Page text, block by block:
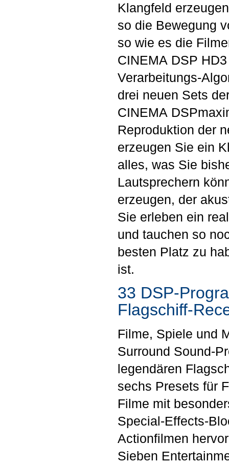
Klangfeld
so die Bewegung
so wie es die
CINEMA DSP
Verarbeitungs-
drei neuen Sets
CINEMA
Reproduktion der
erzeugen Sie ein
alles, was Sie
Lautsprechern
erzeugen, der
Sie erleben ein
und tauchen so
besten Platz zu
ist.
33 DSP-
Flagschiff-
Filme, Spiele und
Surround Sound-
legendären
sechs Presets für
Filme mit
Special-Effects-
Actionfilmen
Sieben